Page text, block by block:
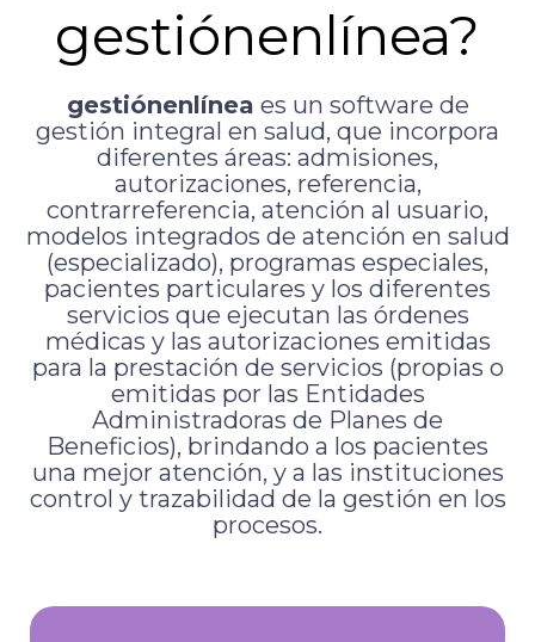
gestiónenlínea?
gestiónenlínea es un software de
gestión integral en salud, que incorpora
diferentes áreas: admisiones,
autorizaciones, referencia,
contrarreferencia, atención al usuario,
modelos integrados de atención en salud
(especializado), programas especiales,
pacientes particulares y los diferentes
servicios que ejecutan las órdenes
médicas y las autorizaciones emitidas
para la prestación de servicios (propias o
emitidas por las Entidades
Administradoras de Planes de
Beneficios), brindando a los pacientes
una mejor atención, y a las instituciones
control y trazabilidad de la gestión en los
procesos.